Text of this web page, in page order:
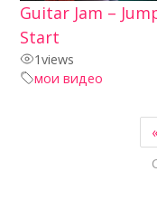
Guitar Jam –
Start
1views
мои видео